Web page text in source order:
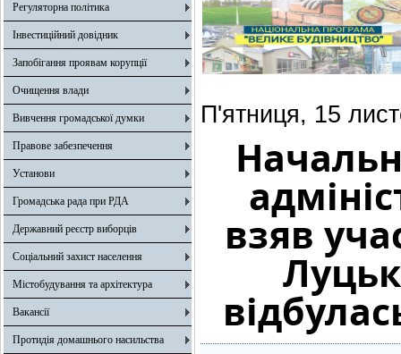
Регуляторна політика
Інвестиційний довідник
Запобігання проявам корупції
Очищення влади
Вивчення громадської думки
Правове забезпечення
Установи
Громадська рада при РДА
Державний реєстр виборців
Соціальний захист населення
Містобудування та архітектура
Вакансії
Протидія домашнього насильства
П'ятниця, 15
взяв